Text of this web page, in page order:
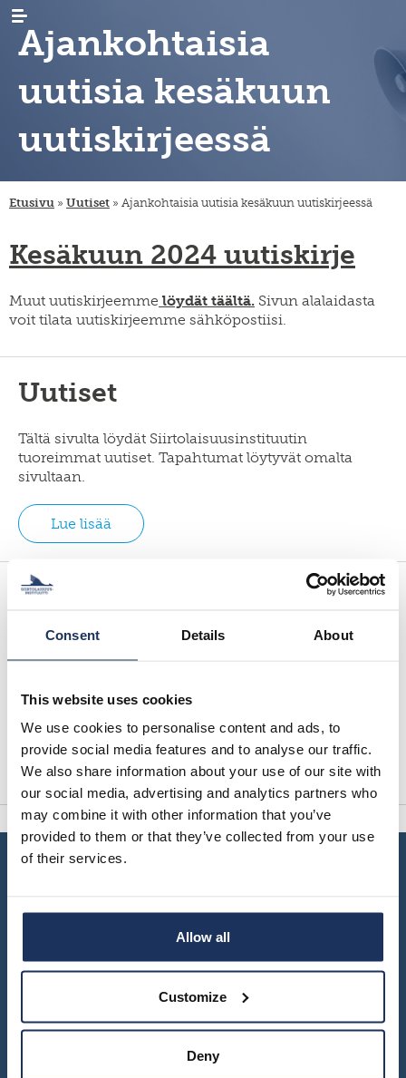
Consent Details About
This website uses cookies
We use cookies to personalise content and ads, to
provide social media features and to analyse our traffic.
We also share information about your use of our site with
our social media, advertising and analytics partners who
may combine it with other information that you’ve
provided to them or that they’ve collected from your use
of their services.
Allow all
Customize
Deny
tapahtumat
TUTKIMUS
maastamuutto
maan
hankkeet
vierailevat
/
siirtolaisrekisteri
hankkeet
keruut
lahjoita
KIRJASTO
digiaineistot
JULKAISUT
tervetuloa,
-
migration-
finnish
yearbook
of
research
siirtolaisuusinstituutin
kiertävä
julkaise
verkkokauppa
säännöt
strategia
apurahat
väitöskirjapalkinto
töihin
YHTEYSTIEDOT
FI
EN
Ajankohtaisia
uutisia kesäkuun
uutiskirjeessä
Etusivu » Uutiset » Ajankohtaisia uutisia kesäkuun uutiskirjeessä
Kesäkuun 2024 uutiskirje
Muut uutiskirjeemme löydät täältä. Sivun alalaidasta
voit tilata uutiskirjeemme sähköpostiisi.
Uutiset
Tältä sivulta löydät Siirtolaisuusinstituutin
tuoreimmat uutiset. Tapahtumat löytyvät omalta
sivultaan.
Lue lisää
Etusivu
Siirtolaisuusinstituutti on ainoa sekä
muuttoliikkeiden tutkimukseen että
Erityinen tehtävämme koskee ulkomailla asuvien
suomalaisten elämän…
Lue lisää
Yhteystiedot ja aukioloajat